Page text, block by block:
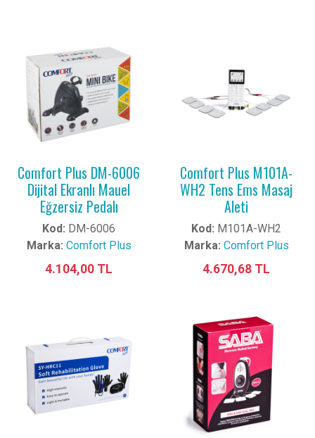
Comfort Plus DM-6006
Dijital Ekranlı Mauel
Eğzersiz Pedalı
Kod: DM-6006
Marka: Comfort Plus
4.104,00 TL
Comfort Plus M101A-
WH2 Tens Ems Masaj
Aleti
Kod: M101A-WH2
Marka: Comfort Plus
4.670,68 TL